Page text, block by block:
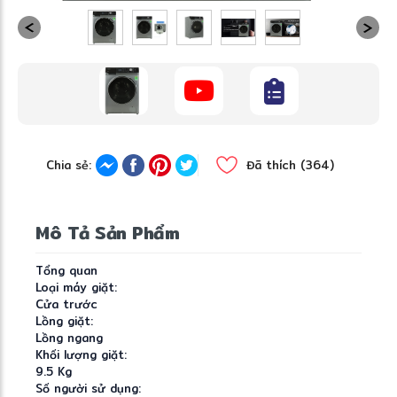
Chia sẻ: Đã thích (364)
Mô Tả Sản Phẩm
Tổng quan
Loại máy giặt:
Cửa trước
Lồng giặt:
Lồng ngang
Khối lượng giặt:
9.5 Kg
Số người sử dụng: